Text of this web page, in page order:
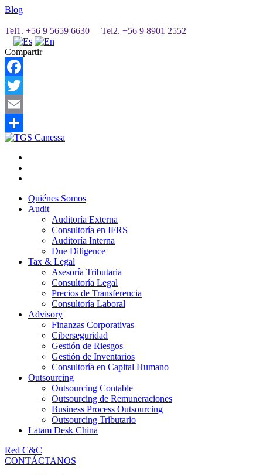
Blog
Tel1. +56 9 5659 6630 Tel2. +56 9 8901 2552
Compartir
Facebook
Twitter
Email
Share
Quiénes Somos
Audit
Auditoría Externa
Consultoría en IFRS
Auditoría Interna
Due Diligence
Tax & Legal
Asesoría Tributaria
Consultoría Legal
Precios de Transferencia
Consultoría Laboral
Advisory
Finanzas Corporativas
Ciberseguridad
Gestión de Riesgos
Gestión de Inventarios
Consultoría en Capital Humano
Outsourcing
Outsourcing Contable
Outsourcing de Remuneraciones
Business Process Outsourcing
Outsourcing Tributario
Latam Desk China
Red C&C
CONTÁCTANOS